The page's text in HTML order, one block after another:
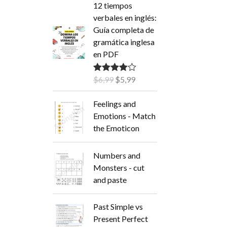
12 tiempos
verbales en inglés:
Guía completa de
gramática inglesa
en PDF
Valorado
$6,99 E
l
p
r
e
c
o
g
i
$5,99E
l
p
r
e
c
u
a
Feelings and
Emotions - Match
the Emoticon
Numbers and
Monsters - cut
and paste
Past Simple vs
Present Perfect